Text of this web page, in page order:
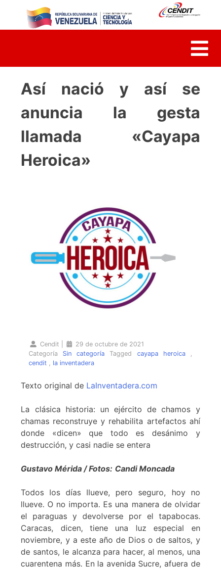
Así nació y así se
anuncia la gesta
llamada «Cayapa
Heroica»
Cendit
29 de octubre de 2021
Categoría Sin categoría Tagged cayapa heroica,
cendit , la inventadera
Texto original de LaInventadera.com
La clásica historia: un ejército de chamos y
chamas reconstruye y rehabilita artefactos ahí
donde «dicen» que todo es desánimo y
destrucción, y casi nadie se entera
Gustavo Mérida / Fotos: Candi Moncada
Todos los días llueve, pero seguro, hoy no
llueve. O no importa. Es una manera de olvidar
el paraguas y devolverse por el tapabocas.
Caracas, dicen, tiene una luz especial en
noviembre, y a este año de Dios o de saltos, y
de santos, le alcanza para hacer, al menos, una
cuarentena más. En la avenida Sucre, afuera de